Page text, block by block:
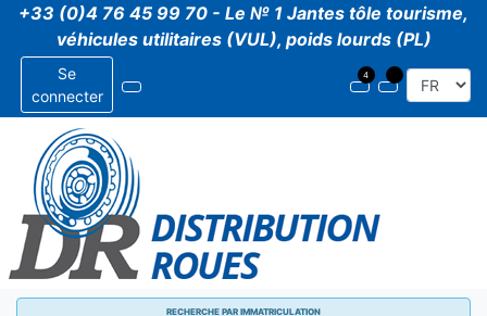
+33 (0)4 76 45 99 70 - Le № 1 Jantes tôle tourisme,
véhicules utilitaires (VUL), poids lourds (PL)
Se
connecter
RECHERCHE PAR IMMATRICULATION